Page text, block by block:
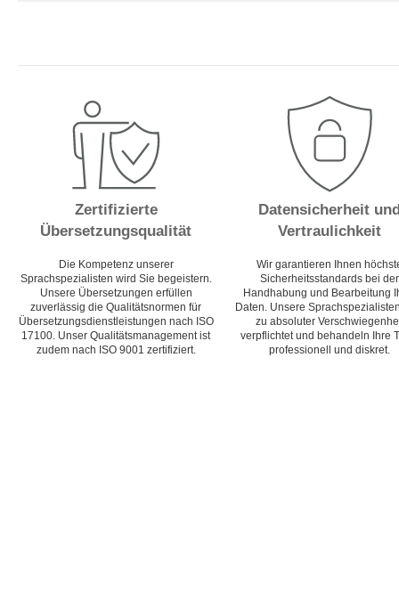
Zertifizierte
Übersetzungsqualität
Die Kompetenz unserer
Sprachspezialisten wird Sie begeistern.
Unsere Übersetzungen erfüllen
zuverlässig die Qualitätsnormen für
Übersetzungsdienstleistungen nach ISO
17100. Unser Qualitätsmanagement ist
zudem nach ISO 9001 zertifiziert.
Datensicherheit
Vertraulichkeit
Wir garantieren Ihnen
Sicherheitsstandards bei der
Handhabung und Bearbeitung
Daten. Unsere
zu absoluter
verpflichtet und behandeln Ihre
professionell und diskret.